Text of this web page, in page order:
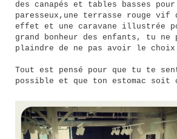
des canapés et tables basses
paresseux,une terrasse rouge vif
effet et une caravane illustrée
grand bonheur des enfants, tu ne
plaindre de ne pas avoir le
Tout est pensé pour que tu te
possible et que ton estomac soit